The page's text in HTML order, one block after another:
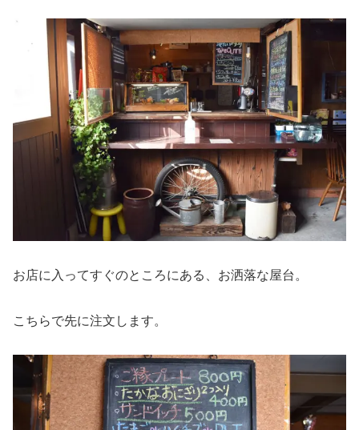
お店に入ってすぐのところにある、お洒落な屋台。
こちらで先に注文します。